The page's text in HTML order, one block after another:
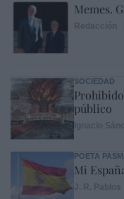
Memes.
SOCIEDAD
público
POETA
Mi